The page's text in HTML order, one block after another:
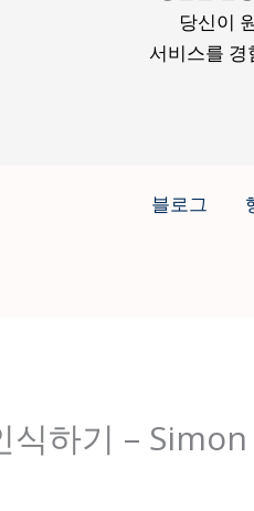
당신이
서비스를 경
블로그
식하기 –